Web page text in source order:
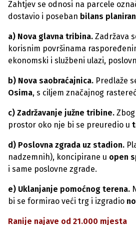
Zahtjev se odnosi na parcele
dostavio i poseban bilans
a) Nova glavna tribina. Zadržava
korisnim površinama
ekonomski i službeni ulazi,
b) Nova saobraćajnica. Predlaže
Osima, s ciljem značajnog
c) Zadržavanje južne tribine.
prostor oko nje bi se preuredio u
d) Poslovna zgrada uz stadion.
nadzemnih), koncipirane u open
i same poslovne zgrade.
e) Uklanjanje pomoćnog terena.
bi se formirao veći trg i izgradio
Ranije najave od 21.000 mjesta